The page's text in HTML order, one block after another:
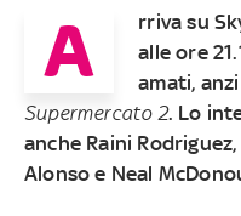
A
rriva su
alle ore
amati, anzi
Supermercato 2. Lo
anche Raini
Alonso e Neal